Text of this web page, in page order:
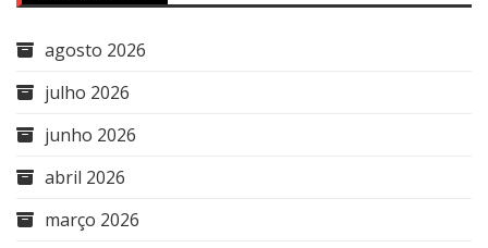
agosto 2026
julho 2026
junho 2026
abril 2026
março 2026